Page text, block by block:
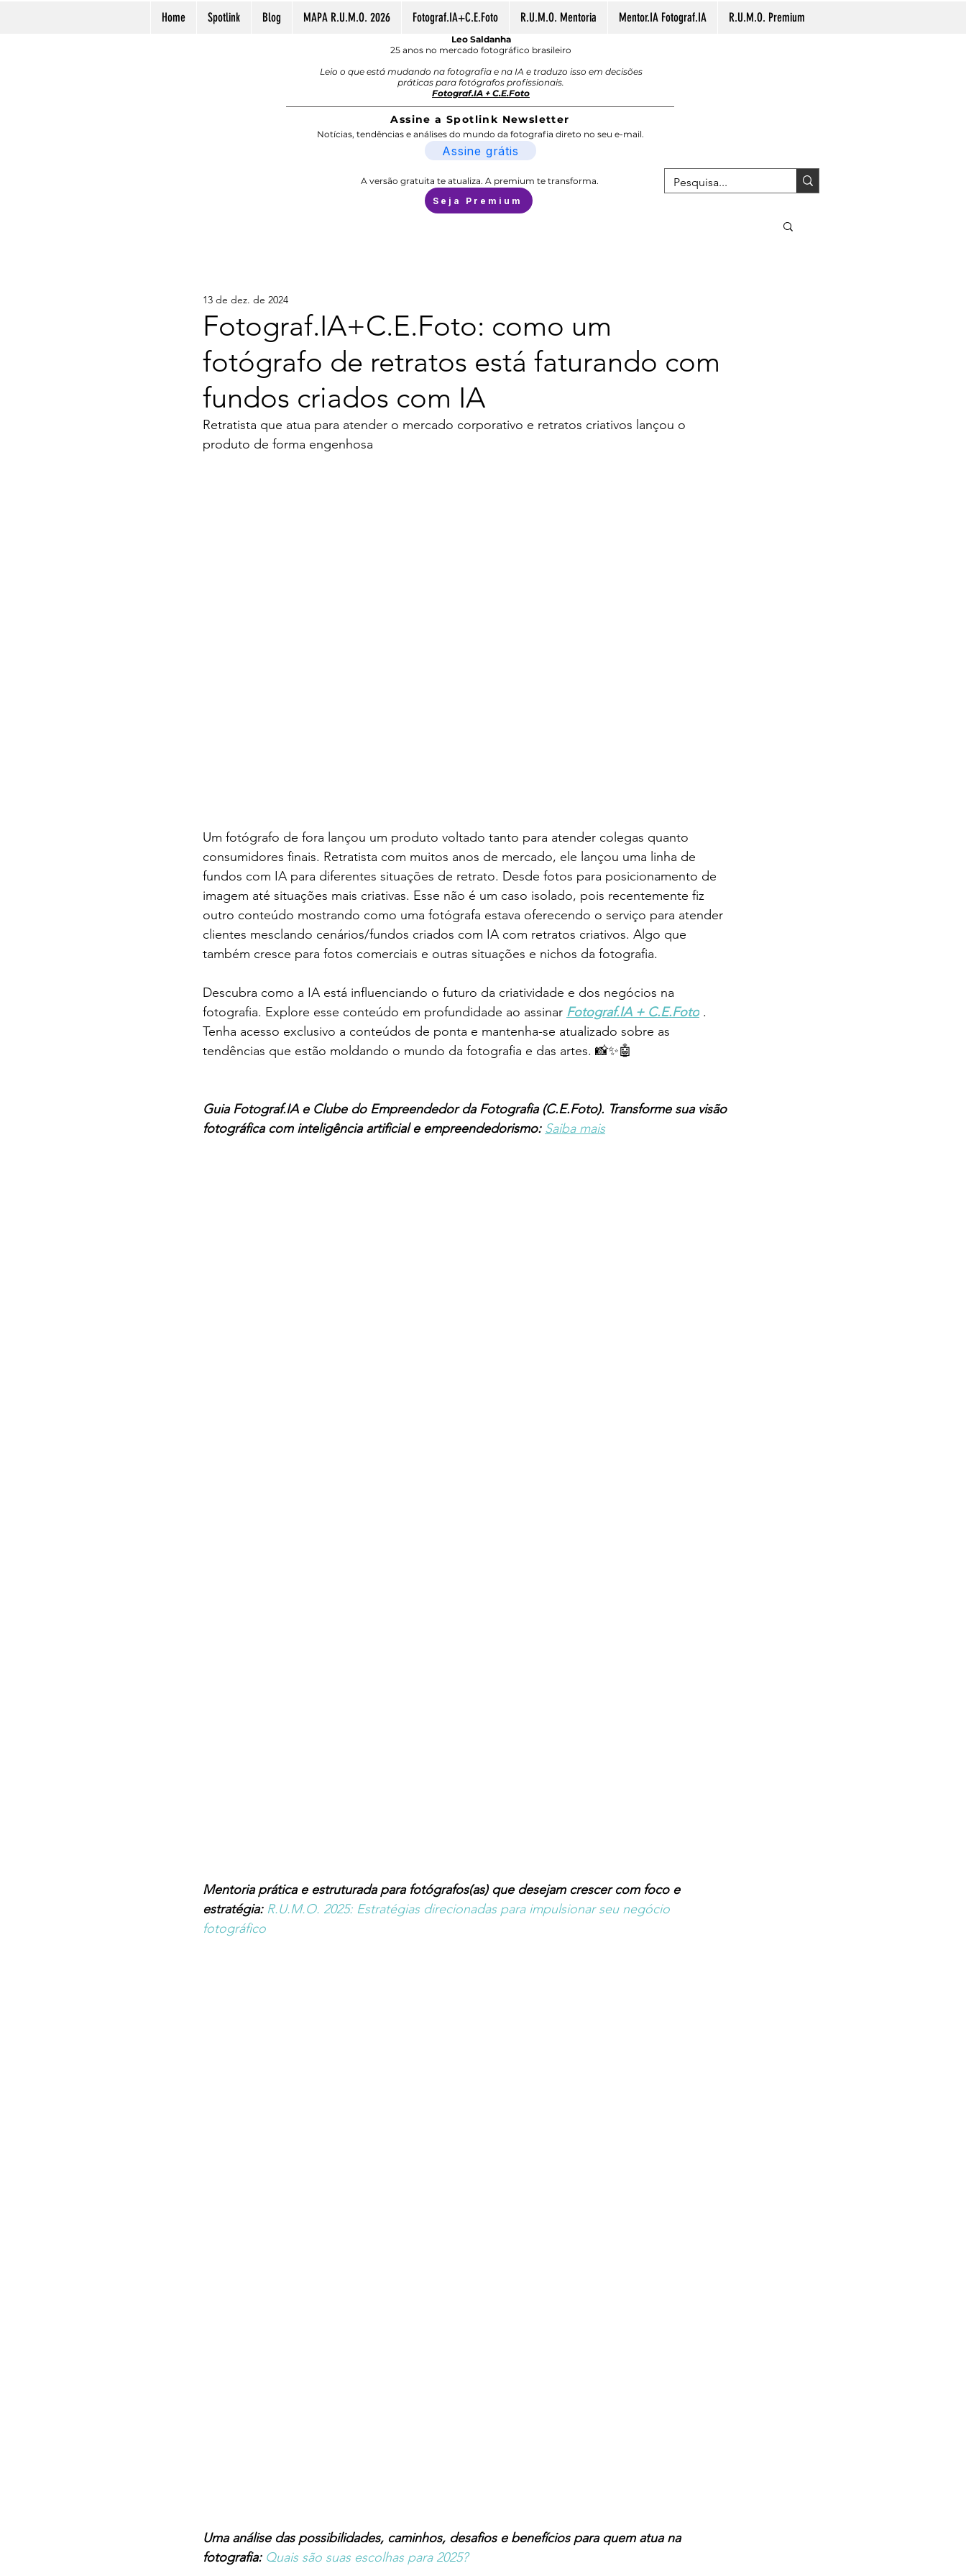
Home Spotlink Blog MAPA R.U.M.O. 2026 Fotograf.IA+C.E.Foto R.U.M.O. Mentoria Mentor.IA Fotograf.IA R.U.M.O. Premium
Leo Saldanha
25 anos no mercado fotográfico brasileiro
Leio o que está mudando na fotografia e na IA e traduzo isso em decisões
práticas para fotógrafos profissionais.
Fotograf.IA + C.E.Foto
Assine a Spotlink Newsletter
Notícias, tendências e análises do mundo da fotografia direto no seu e-mail.
Assine grátis
A versão gratuita te atualiza. A premium te transforma.
Seja Premium
Fotograf.IA+C.E.Foto: como um
fotógrafo de retratos está faturando com
fundos criados com IA
13 de dez. de 2024
Retratista que atua para atender o mercado corporativo e retratos criativos lançou o
produto de forma engenhosa
Um fotógrafo de fora lançou um produto voltado tanto para atender colegas quanto
consumidores finais. Retratista com muitos anos de mercado, ele lançou uma linha de
fundos com IA para diferentes situações de retrato. Desde fotos para posicionamento de
imagem até situações mais criativas. Esse não é um caso isolado, pois recentemente fiz
outro conteúdo mostrando como uma fotógrafa estava oferecendo o serviço para atender
clientes mesclando cenários/fundos criados com IA com retratos criativos. Algo que
também cresce para fotos comerciais e outras situações e nichos da fotografia.
Descubra como a IA está influenciando o futuro da criatividade e dos negócios na
fotografia. Explore esse conteúdo em profundidade ao assinar Fotograf.IA + C.E.Foto .
Tenha acesso exclusivo a conteúdos de ponta e mantenha-se atualizado sobre as
tendências que estão moldando o mundo da fotografia e das artes. 📸✨🤖
Guia Fotograf.IA e Clube do Empreendedor da Fotografia (C.E.Foto). Transforme sua visão
fotográfica com inteligência artificial e empreendedorismo: Saiba mais
Mentoria prática e estruturada para fotógrafos(as) que desejam crescer com foco e
estratégia: R.U.M.O. 2025: Estratégias direcionadas para impulsionar seu negócio
fotográfico
Uma análise das possibilidades, caminhos, desafios e benefícios para quem atua na
fotografia: Quais são suas escolhas para 2025?